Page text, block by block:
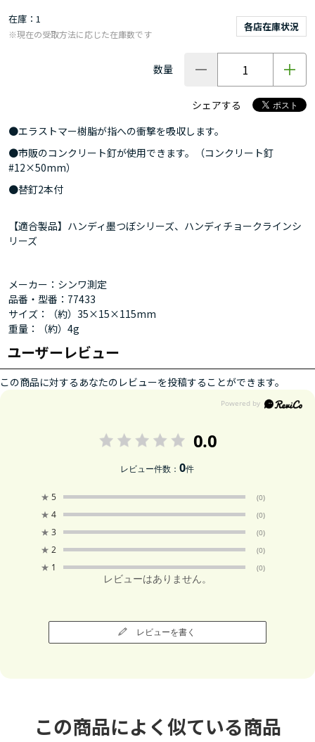
在庫 1
各店在庫状況
※現在の受取方法に応じた在庫数です
数量
シェアする
●エラストマー樹脂が指への衝撃を吸収します。
●市販のコンクリート釘が使用できます。（コンクリート釘
#12×50mm）
●替釘2本付
【適合製品】ハンディ墨つぼシリーズ、ハンディチョークラインシ
リーズ
メーカー：シンワ測定
品番・型番：77433
サイズ：（約）35×15×115mm
重量：（約）4g
ユーザーレビュー
この商品に対するあなたのレビューを投稿することができます。
0.0
レビュー件数：0件
★ 5 (0)
★ 4 (0)
★ 3 (0)
★ 2 (0)
★ 1 (0)
レビューはありません。
レビューを書く
この商品によく似ている商品